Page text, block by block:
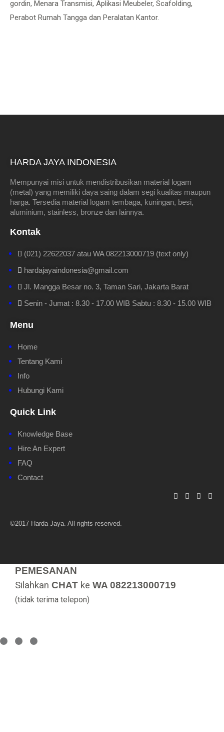
gordin, Menara Transmisi, Aplikasi Meubeler, Scafolding,
Perabot Rumah Tangga dan Peralatan Kantor.
HARDA JAYA INDONESIA
Mempunyai misi untuk mendistribusikan material logam
(metal) yang memiliki daya saing dalam segi kualitas maupun
harga. Tersedia material logam tembaga, kuningan, besi,
aluminium, stainless, bronze dan lainnya.
Kontak
(021) 22622037 atau WA 082213000719 (text only)
hardajayaindonesia@gmail.com
Jl. Mangga Besar no. 3, Taman Sari, Jakarta Barat
Senin - Jumat : 8.30 - 17.00 WIB Sabtu : 8.30 - 15.00 WIB
Menu
Home
Tentang Kami
Info
Hubungi Kami
Quick Link
Knowledge Base
Hire An Expert
FAQ
Contact
©2017 Harda Jaya. All rights reserved.
PEMESANAN
Silahkan CHAT ke WA 082213000719
(tidak terima telepon)